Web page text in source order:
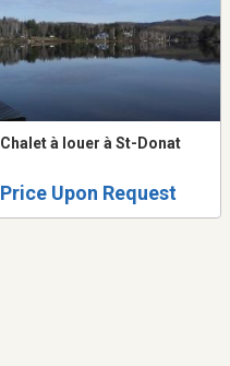
Chalet à louer à St-Donat
Price Upon Request